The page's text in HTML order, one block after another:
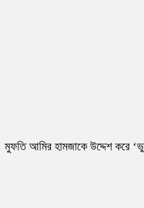
মুফতি আমির হামজাকে উদ্দেশ করে